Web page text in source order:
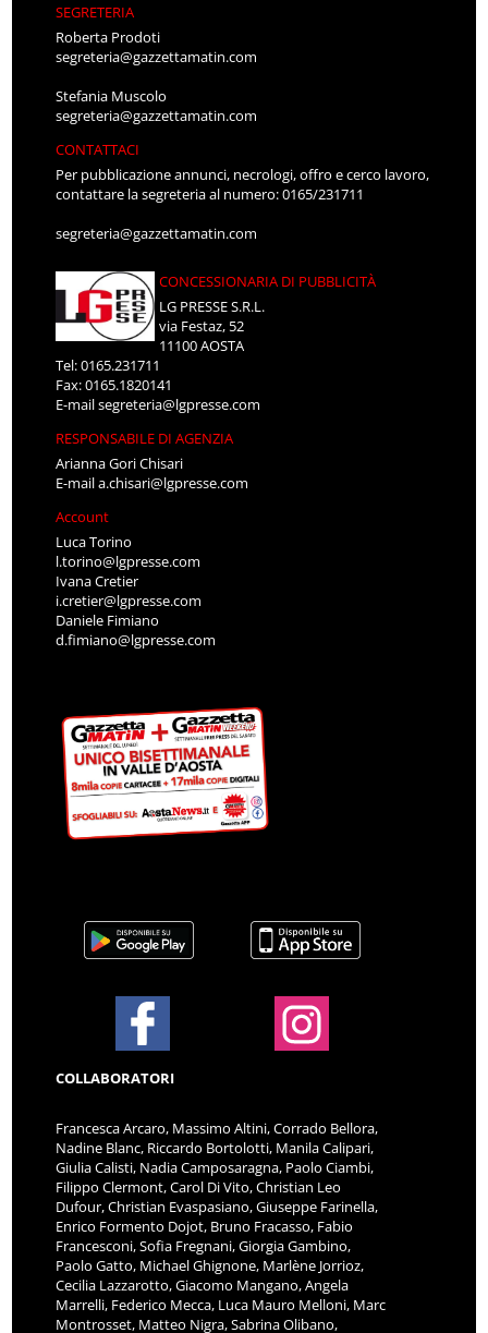
SEGRETERIA
Roberta Prodoti
segreteria@gazzettamatin.com
Stefania Muscolo
segreteria@gazzettamatin.com
CONTATTACI
Per pubblicazione annunci, necrologi, offro e cerco lavoro,
contattare la segreteria al numero: 0165/231711
segreteria@gazzettamatin.com
CONCESSIONARIA DI PUBBLICITÀ
LG PRESSE S.R.L.
via Festaz, 52
11100 AOSTA
Tel: 0165.231711
Fax: 0165.1820141
E-mailsegreteria@lgpresse.com
RESPONSABILE DI AGENZIA
Arianna Gori Chisari
E-maila.chisari@lgpresse.com
Account
Luca Torino
l.torino@lgpresse.com
Ivana Cretier
i.cretier@lgpresse.com
Daniele Fimiano
d.fimiano@lgpresse.com
COLLABORATORI
Francesca Arcaro, Massimo Altini, Corrado Bellora,
Nadine Blanc, Riccardo Bortolotti, Manila Calipari,
Giulia Calisti, Nadia Camposaragna, Paolo Ciambi,
Filippo Clermont, Carol Di Vito, Christian Leo
Dufour, Christian Evaspasiano, Giuseppe Farinella,
Enrico Formento Dojot, Bruno Fracasso, Fabio
Francesconi, Sofia Fregnani, Giorgia Gambino,
Paolo Gatto, Michael Ghignone, Marlène Jorrioz,
Cecilia Lazzarotto, Giacomo Mangano, Angela
Marrelli, Federico Mecca, Luca Mauro Melloni, Marc
Montrosset, Matteo Nigra, Sabrina Olibano,